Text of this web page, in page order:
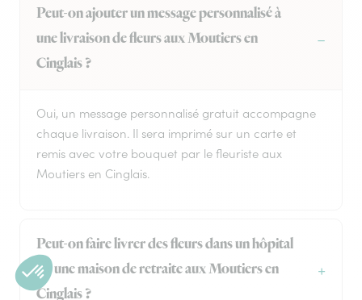
Peut-on ajouter un message personnalisé à
une livraison de fleurs aux Moutiers en
Cinglais ?
Oui, un message personnalisé gratuit accompagne
chaque livraison. Il sera imprimé sur un carte et
remis avec votre bouquet par le fleuriste aux
Moutiers en Cinglais.
Peut-on faire livrer des fleurs dans un hôpital
ou une maison de retraite aux Moutiers en
Cinglais ?